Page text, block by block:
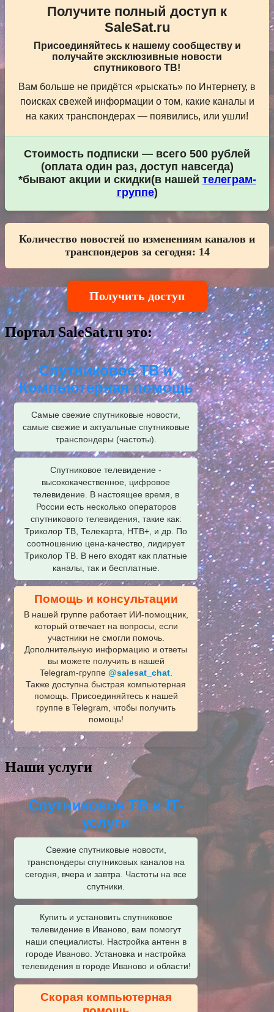
Получите полный доступ к
SaleSat.ru
Присоединяйтесь к нашему сообществу и
получайте эксклюзивные новости
спутникового ТВ!
Вам больше не придётся «рыскать» по Интернету, в
поисках свежей информации о том, какие каналы и
на каких транспондерах — появились, или ушли!
Стоимость подписки — всего 500 рублей
(оплата один раз, доступ навсегда)
*бывают акции и скидки(в нашей телеграм-
группе)
Количество новостей по изменениям каналов и
транспондеров за сегодня: 14
Получить доступ
Портал SaleSat.ru это:
Спутниковое ТВ и
Компьютерная помощь
Самые свежие спутниковые новости,
самые свежие и актуальные спутниковые
транспондеры (частоты).
Спутниковое телевидение -
высококачественное, цифровое
телевидение. В настоящее время, в
России есть несколько операторов
спутникового телевидения, такие как:
Триколор ТВ, Телекарта, НТВ+, и др. По
соотношению цена-качество, лидирует
Триколор ТВ. В него входят как платные
каналы, так и бесплатные.
Помощь и консультации
В нашей группе работает ИИ‑помощник,
который отвечает на вопросы, если
участники не смогли помочь.
Дополнительную информацию и ответы
вы можете получить в нашей
Telegram‑группе @salesat_chat.
Также доступна быстрая компьютерная
помощь. Присоединяйтесь к нашей
группе в Telegram, чтобы получить
помощь!
Наши услуги
Спутниковое ТВ и IT-
услуги
Свежие спутниковые новости,
транспондеры спутниковых каналов на
сегодня, вчера и завтра. Частоты на все
спутники.
Купить и установить спутниковое
телевидение в Иваново, вам помогут
наши специалисты. Настройка антенн в
городе Иваново. Установка и настройка
телевидения в городе Иваново и области!
Скорая компьютерная